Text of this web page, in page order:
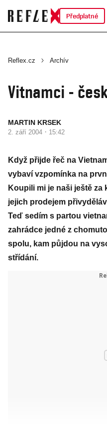
Předplatné
Reflex.cz Archív
Vitnamci -
MARTIN KRSEK
2. září 2004 · 15:42
Když přijde řeč na
vybaví vzpomínka na
Koupili mi je naši ještě
jejich prodejem
Teď sedím s partou
zahrádce jedné z
spolu, kam půjdou na
střídání.